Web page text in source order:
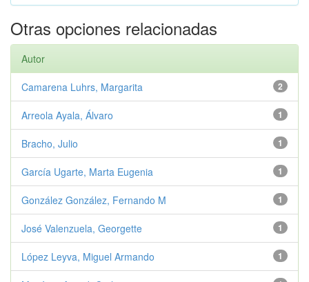
Otras opciones relacionadas
Autor
2
Camarena Luhrs, Margarita
1
Arreola Ayala, Álvaro
1
Bracho, Julio
1
García Ugarte, Marta Eugenia
1
González González, Fernando M
1
José Valenzuela, Georgette
1
López Leyva, Miguel Armando